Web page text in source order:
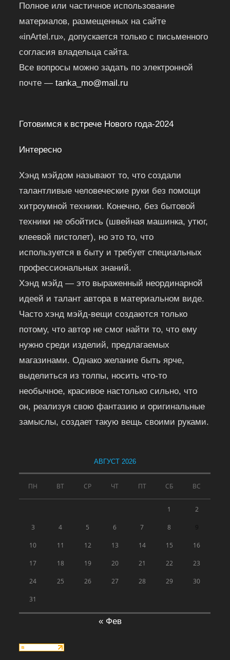
Полное или частичное использование
материалов, размещенных на сайте
«inArtel.ru», допускается только с письменного
согласия владельца сайта.
Все вопросы можно задать по электронной
почте —tanka_mo@mail.ru
Готовимся к встрече Нового года-2024
Интересно
Хэнд мэйдом называют то, что создали
талантливые человеческие руки без помощи
хитроумной техники. Конечно, без бытовой
техники не обойтись (швейная машинка, утюг,
клеевой пистолет), но это то, что
используется в быту и требует специальных
профессиональных знаний.
Хэнд мэйд — это выраженный неординарной
идеей и талант автора в материальном виде.
Часто хэнд мэйд-вещи создаются только
потому, что автор не смог найти то, что ему
нужно среди изделий, предлагаемых
магазинами. Однако желание быть ярче,
выделиться из толпы, носить что-то
необычное, красивое настолько сильно, что
он, реализуя свою фантазию и оригинальные
замыслы, создает такую вещь своими руками.
АВГУСТ 2026
ПН ВТ СР ЧТ ПТ СБ ВС
1 2
3 4 5 6 7 8
10 11 12 13 14 15 16
17 18 19 20 21 22 23
24 25 26 27 28 29 30
31
« Фев